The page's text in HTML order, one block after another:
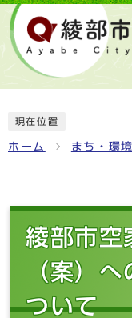
現在位置
ホーム まち・環境
綾部市空
（案）
ついて